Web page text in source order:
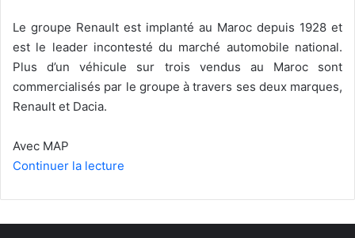
Le groupe Renault est implanté au Maroc depuis 1928 et
est le leader incontesté du marché automobile national.
Plus d’un véhicule sur trois vendus au Maroc sont
commercialisés par le groupe à travers ses deux marques,
Renault et Dacia.
Avec MAP
Continuer la lecture